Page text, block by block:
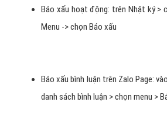
Báo xấu hoạt động: trên Nhật ký >
Menu -> chọn Báo xấu
Báo xấu bình luận trên Zalo Page:
danh sách bình luận > chọn menu >